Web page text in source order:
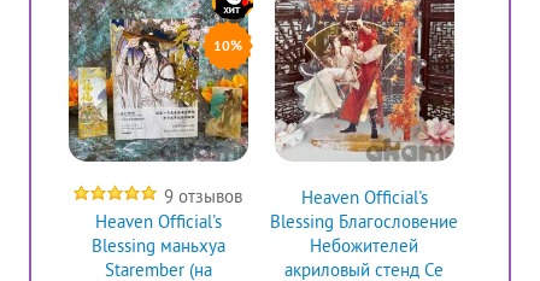
10%
9 отзывов
Heaven Official's
Blessing маньхуа
Starember (на
Heaven Official's
Blessing Благословение
Небожителей
акриловый стенд Се